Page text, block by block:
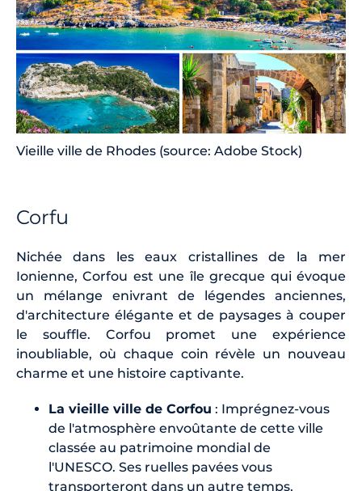
Vieille ville de Rhodes (source: Adobe Stock)
Corfu
Nichée dans les eaux cristallines de la mer
Ionienne, Corfou est une île grecque qui évoque
un mélange enivrant de légendes anciennes,
d'architecture élégante et de paysages à couper
le souffle. Corfou promet une expérience
inoubliable, où chaque coin révèle un nouveau
charme et une histoire captivante.
La vieille ville de Corfou : Imprégnez-vous
de l'atmosphère envoûtante de cette ville
classée au patrimoine mondial de
l'UNESCO. Ses ruelles pavées vous
transporteront dans un autre temps,